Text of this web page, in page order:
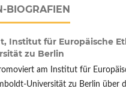
BIOGRAFIEN
Institut für Europäische
zu Berlin
am Institut für
Universität zu Berlin über